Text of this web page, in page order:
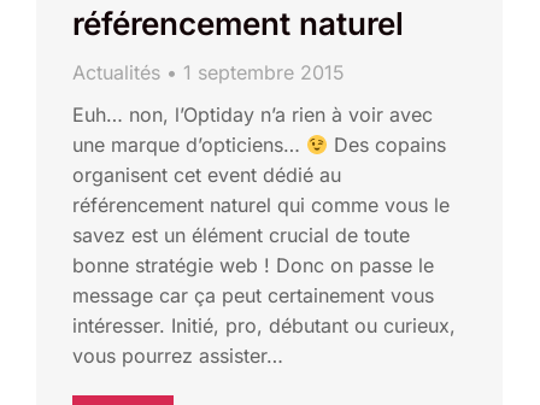
référencement naturel
Actualités
1 septembre 2015
Euh… non, l’Optiday n’a rien à voir avec
une marque d’opticiens…
Des copains
organisent cet event dédié au
référencement naturel qui comme vous le
savez est un élément crucial de toute
bonne stratégie web ! Donc on passe le
message car ça peut certainement vous
intéresser. Initié, pro, débutant ou curieux,
vous pourrez assister…